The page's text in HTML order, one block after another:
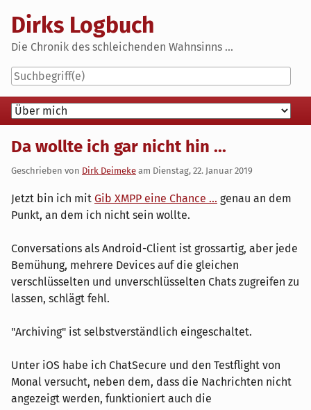
content
Dirks Logbuch
Die Chronik des schleichenden Wahnsinns ...
Navigation
Da wollte ich gar nicht hin ...
Geschrieben von Dirk Deimeke am Dienstag, 22. Januar 2019
Jetzt bin ich mit Gib XMPP eine Chance ... genau an dem
Punkt, an dem ich nicht sein wollte.
Conversations als Android-Client ist grossartig, aber jede
Bemühung, mehrere Devices auf die gleichen
verschlüsselten und unverschlüsselten Chats zugreifen zu
lassen, schlägt fehl.
"Archiving" ist selbstverständlich eingeschaltet.
Unter iOS habe ich ChatSecure und den Testflight von
Monal versucht, neben dem, dass die Nachrichten nicht
angezeigt werden, funktioniert auch die